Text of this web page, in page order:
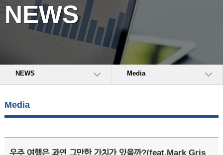
NEWS
NEWS Media
Media
우주 여행은 과연 그만한 가치가 있을까?(feat.Mark Gris